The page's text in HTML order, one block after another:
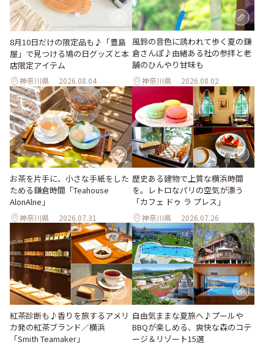
8月10日だけの限定品も♪「豊島
屋」で見つける鳩の日グッズと本
店限定アイテム
神奈川県 2026.08.04
風鈴の音色に誘われて歩く夏の鎌
倉さんぽ♪由緒ある社の参拝と老
舗のひんやり甘味も
神奈川県 2026.08.02
お茶を片手に、小さな手紙をした
ためる鎌倉時間「Teahouse
AlonAlne」
神奈川県 2026.07.31
歴史ある建物で上質な横浜時間
を。レトロなパリの空気が漂う
「カフェ ドゥ ラ プレス」
神奈川県 2026.07.26
紅茶診断も♪香りを旅するアメリ
カ発の紅茶ブランド／横浜
「Smith Teamaker」
自由気ままな夏旅へ♪プールや
BBQが楽しめる、爽快な森のコテ
ージ＆リゾート15選